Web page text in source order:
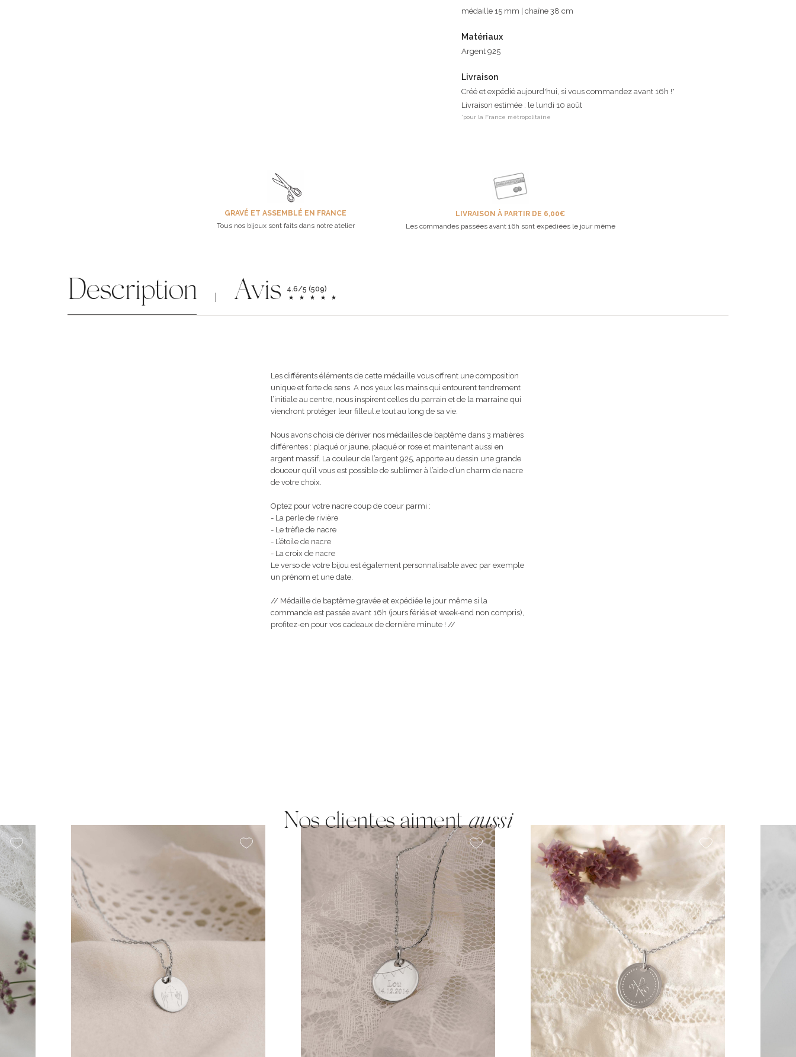
médaille 15 mm | chaîne 38 cm
Matériaux
Argent 925
Livraison
Créé et expédié aujourd'hui, si vous commandez avant 16h !*
Livraison estimée : le lundi 10 août
*pour la France métropolitaine
GRAVÉ ET ASSEMBLÉ EN FRANCE
Tous nos bijoux sont faits dans notre atelier
LIVRAISON À PARTIR DE 6,00€
Les commandes passées avant 16h sont expédiées le jour même
Description Avis 4.6/5 (509)
Les différents éléments de cette médaille vous offrent une composition
unique et forte de sens. A nos yeux les mains qui entourent tendrement
l’initiale au centre, nous inspirent celles du parrain et de la marraine qui
viendront protéger leur filleul.e tout au long de sa vie.
Nous avons choisi de dériver nos médailles de baptême dans 3 matières
différentes : plaqué or jaune, plaqué or rose et maintenant aussi en
argent massif. La couleur de l’argent 925, apporte au dessin une grande
douceur qu’il vous est possible de sublimer à l’aide d’un charm de nacre
de votre choix.
Optez pour votre nacre coup de coeur parmi :
- La perle de rivière
- Le trèfle de nacre
- L’étoile de nacre
- La croix de nacre
Le verso de votre bijou est également personnalisable avec par exemple
un prénom et une date.
// Médaille de baptême gravée et expédiée le jour même si la
commande est passée avant 16h (jours fériés et week-end non compris),
profitez-en pour vos cadeaux de dernière minute ! //
Nos clientes aimentaussi